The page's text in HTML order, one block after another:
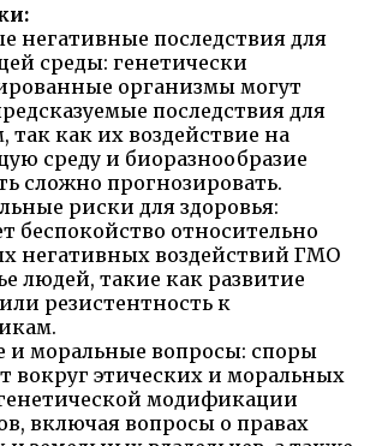
негативные последствия для
среды: генетически
организмы могут
последствия для
так как их воздействие на
среду и биоразнообразие
сложно прогнозировать.
риски для здоровья:
беспокойство относительно
негативных воздействий ГМО
людей, такие как развитие
резистентность к
и моральные вопросы: споры
вокруг этических и моральных
модификации
включая вопросы о правах